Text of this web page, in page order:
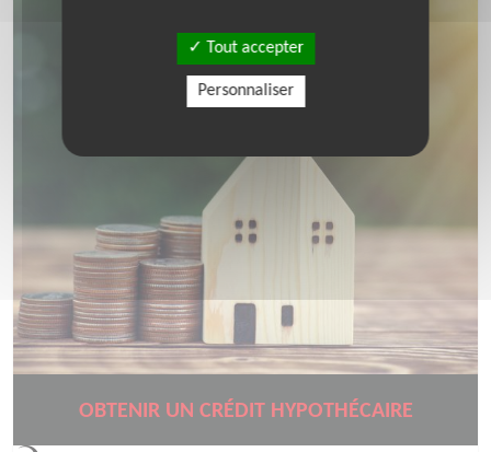
OBTENIR UN CRÉDIT HYPOTHÉCAIRE
Tout accepter
Personnaliser